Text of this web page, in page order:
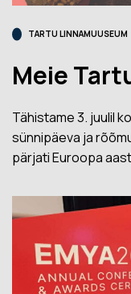
TARTU LINNAMUUSEUM
Meie
Tähistame 3. juulil
sünnipäeva ja
pärjati Euroopa